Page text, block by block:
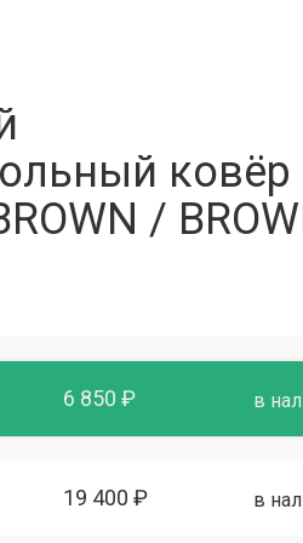
ковёр
/
6 850 ₽ в
19 400 ₽ в